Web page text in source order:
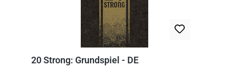
20 Strong: Grundspiel - DE